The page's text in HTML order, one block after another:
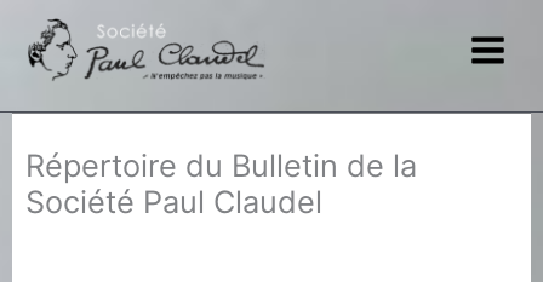
contenu
Répertoire du Bulletin de la
Société Paul Claudel